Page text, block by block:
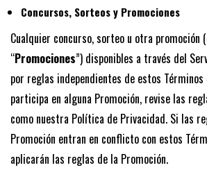
Concursos, Sorteos y Promociones
Cualquier concurso, sorteo u otra promoción
“Promociones”) disponibles a través del
por reglas independientes de estos Términos
participa en alguna Promoción, revise las
como nuestra Política de Privacidad. Si las
Promoción entran en conflicto con estos
aplicarán las reglas de la Promoción.